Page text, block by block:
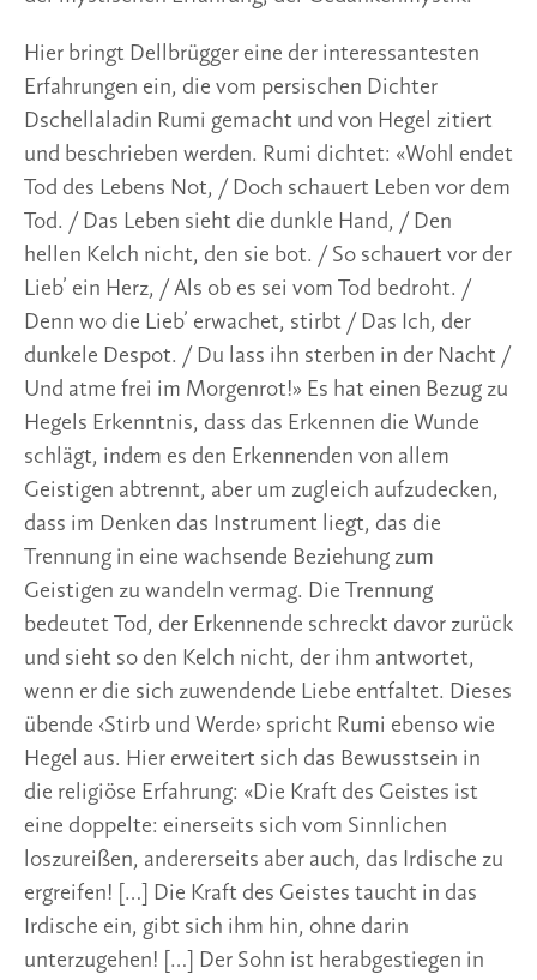
Lieb’ ein Herz, / Als ob es sei vom Tod bedroht. /
Denn wo die Lieb’ erwachet, stirbt / Das Ich, der
dunkele Despot. / Du lass ihn sterben in der Nacht /
Und atme frei im Morgenrot!» Es hat einen Bezug zu
Hegels Erkenntnis, dass das Erkennen die Wunde
schlägt, indem es den Erkennenden von allem
Geistigen abtrennt, aber um zugleich aufzudecken,
dass im Denken das Instrument liegt, das die
Trennung in eine wachsende Beziehung zum
Geistigen zu wandeln vermag. Die Trennung
bedeutet Tod, der Erkennende schreckt davor zurück
und sieht so den Kelch nicht, der ihm antwortet,
wenn er die sich zuwendende Liebe entfaltet. Dieses
übende ‹Stirb und Werde› spricht Rumi ebenso wie
Hegel aus. Hier erweitert sich das Bewusstsein in
die religiöse Erfahrung: «Die Kraft des Geistes ist
eine doppelte: einerseits sich vom Sinnlichen
loszureißen, andererseits aber auch, das Irdische zu
ergreifen! […] Die Kraft des Geistes taucht in das
Irdische ein, gibt sich ihm hin, ohne darin
unterzugehen! […] Der Sohn ist herabgestiegen in
das Irdische, er ist bis in den Tod gegangen, hat den
Tod getötet. Im Tod, im Untergang, hat er gesiegt
und hat das Menschenwesen zur Auferstehung
geführt.» (1) Insofern stellt Hegels Denkerlebnis
zugleich Passion und Auferstehung dar. Dieses
Thema wird von Dellbrügger weiterentwickelt und
mit Hegels Worten wird die Bedeutung des Kultus